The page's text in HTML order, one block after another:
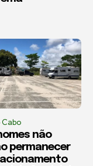
não
permanecer